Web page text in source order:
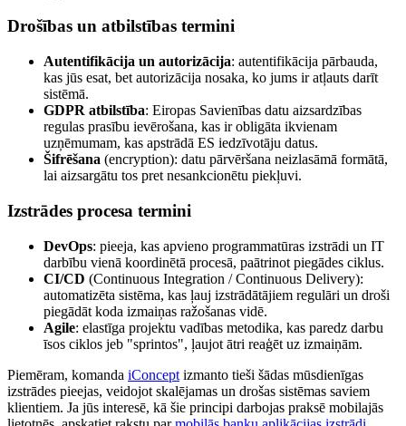
Drošības un atbilstības termini
Autentifikācija un autorizācija: autentifikācija pārbauda,
kas jūs esat, bet autorizācija nosaka, ko jums ir atļauts darīt
sistēmā.
GDPR atbilstība: Eiropas Savienības datu aizsardzības
regulas prasību ievērošana, kas ir obligāta ikvienam
uzņēmumam, kas apstrādā ES iedzīvotāju datus.
Šifrēšana (encryption): datu pārvēršana neizlasāmā formātā,
lai aizsargātu tos pret nesankcionētu piekļuvi.
Izstrādes procesa termini
DevOps: pieeja, kas apvieno programmatūras izstrādi un IT
darbību vienā koordinētā procesā, paātrinot piegādes ciklus.
CI/CD (Continuous Integration / Continuous Delivery):
automatizēta sistēma, kas ļauj izstrādātājiem regulāri un droši
piegādāt koda izmaiņas ražošanas vidē.
Agile: elastīga projektu vadības metodika, kas paredz darbu
īsos ciklos jeb "sprintos", ļaujot ātri reaģēt uz izmaiņām.
Piemēram, komanda iConcept izmanto tieši šādas mūsdienīgas
izstrādes pieejas, veidojot skalējamas un drošas sistēmas saviem
klientiem. Ja jūs interesē, kā šie principi darbojas praksē mobilajās